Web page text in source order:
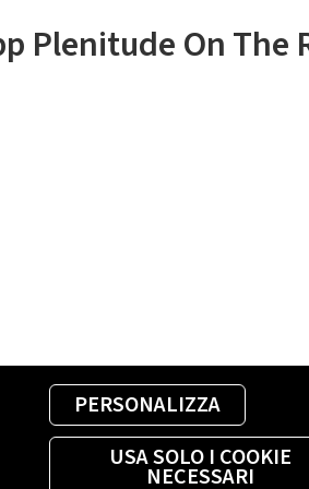
PERSONALIZZA
USA SOLO I COOKIE
NECESSARI
Plenitude On The